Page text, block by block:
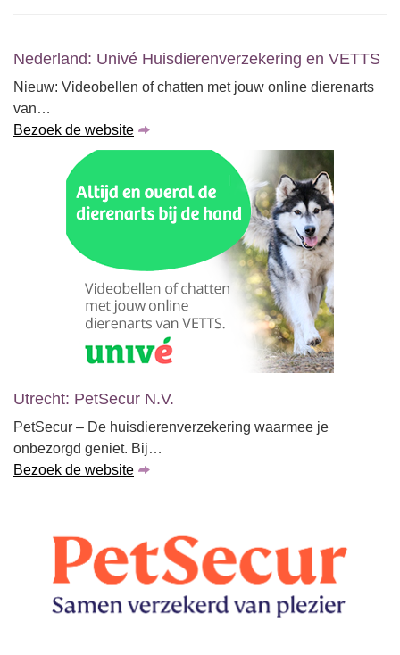
Nederland: Univé Huisdierenverzekering en VETTS
Nieuw: Videobellen of chatten met jouw online dierenarts
van…
Bezoek de website
Utrecht: PetSecur N.V.
PetSecur – De huisdierenverzekering waarmee je
onbezorgd geniet. Bij…
Bezoek de website